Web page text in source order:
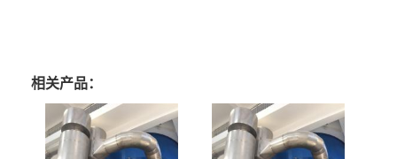
相关产品：